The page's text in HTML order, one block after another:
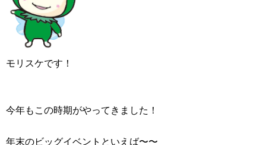
モリスケです！
今年もこの時期がやってきました！
年末のビッグイベントといえば〜〜